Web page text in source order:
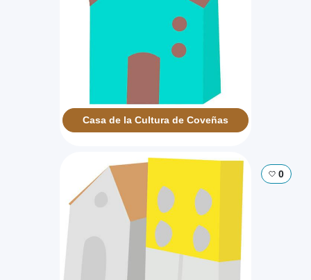
Casa de la Cultura de Coveñas
0